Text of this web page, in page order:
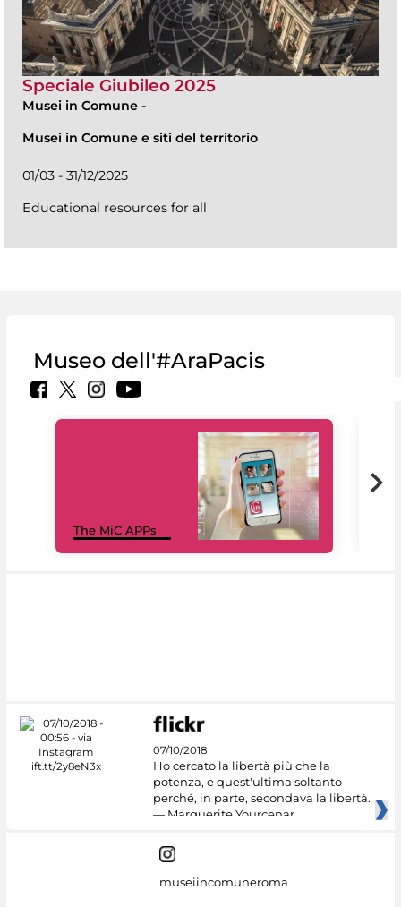
Speciale Giubileo 2025
Musei in Comune -
Musei in Comune e siti del territorio
01/03 - 31/12/2025
Educational resources for all
Museo dell'#AraPacis
The MiC APPs
07/10/2018
Ho cercato la libertà più che la
potenza, e quest'ultima soltanto
perché, in parte, secondava la libertà.
— Marguerite Yourcenar
museiincomuneroma